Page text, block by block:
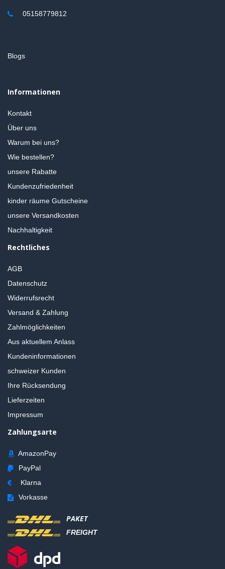
05158779812
Blogs
Informationen
Kontakt
Über uns
Warum bei uns?
Wie bestellen?
unsere Rabatte
Kundenzufriedenheit
kinder räume Gutscheine
unsere Versandkosten
Nachhaltigkeit
Rechtliches
AGB
Datenschutz
Widerrufsrecht
Versand & Zahlung
Zahlmöglichkeiten
Aus aktuellem Anlass
Kundeninformationen
schweizer Kunden
Ihre Rücksendung
Lieferzeiten
Impressum
Zahlungsarte
AmazonPay
PayPal
Klarna
Vorkasse
PAKET
FREIGHT